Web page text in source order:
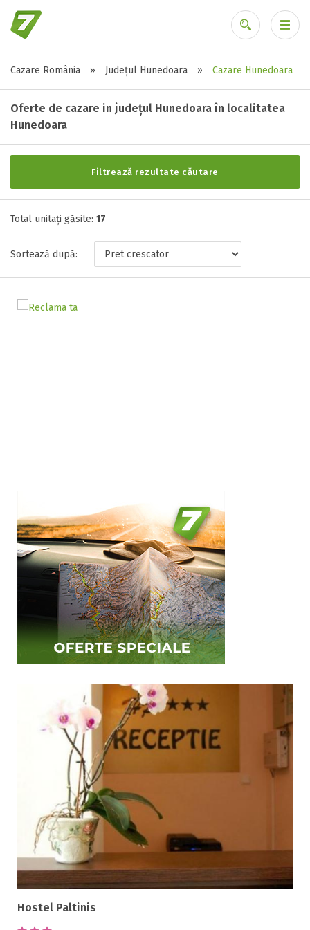
Cazare România » Județul Hunedoara » Cazare Hunedoara
Oferte de cazare in județul Hunedoara în localitatea
Hunedoara
Filtrează rezultate căutare
Alte tipuri de unități
Toate tipurile de unitati de cazari
Apartament ( 3 )
Hostel ( 1 )
Studio ( 1 )
Neclasificat
Facilități
Internet wireless
Parcare
Plata cu cardul
Restaurant
All inclusive
Pensiune completa
Demipensiune
Mic dejun
Accepta animale
Accepta voucher vacanta
Acces bucatarie
Acces persoane cu dizabilități
Bar
Beauty center
Biliard
Cablu tv
Cazino
Ceaun
Ciubar
Total unitați găsite: 17
Sortează după:
Hostel Paltinis